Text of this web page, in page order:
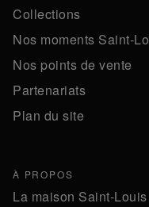
Collections
Nos moments Saint-
Nos points de vente
Partenariats
Plan du site
À PROPOS
La maison Saint-Louis